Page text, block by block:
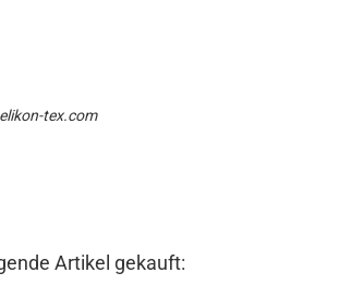
tex.com
Artikel gekauft: